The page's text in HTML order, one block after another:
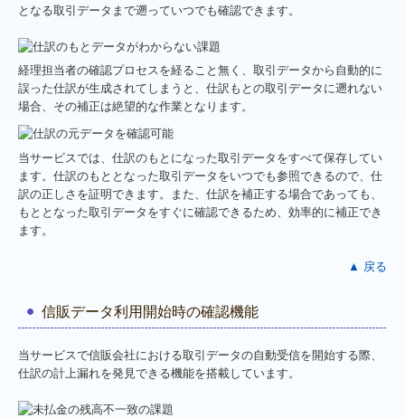
となる取引データまで遡っていつでも確認できます。
経理担当者の確認プロセスを経ること無く、取引データから自動的に
誤った仕訳が生成されてしまうと、仕訳もとの取引データに遡れない
場合、その補正は絶望的な作業となります。
当サービスでは、仕訳のもとになった取引データをすべて保存してい
ます。仕訳のもととなった取引データをいつでも参照できるので、仕
訳の正しさを証明できます。また、仕訳を補正する場合であっても、
もととなった取引データをすぐに確認できるため、効率的に補正でき
ます。
▲ 戻る
信販データ利用開始時の確認機能
当サービスで信販会社における取引データの自動受信を開始する際、
仕訳の計上漏れを発見できる機能を搭載しています。